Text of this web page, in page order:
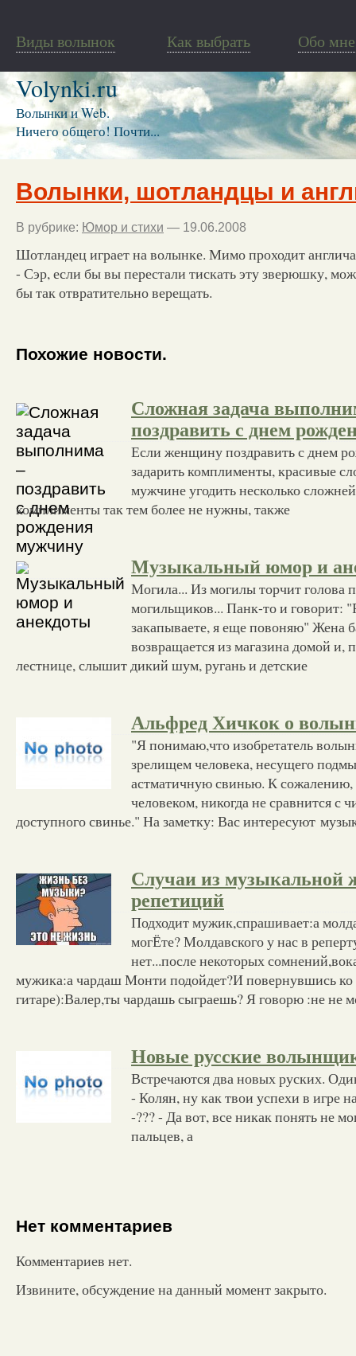
Виды волынок Как выбрать Обо мне
Volynki.ru
Волынки и Web.
Ничего общего! Почти...
Волынки, шотландцы и
В рубрике: Юмор и стихи — 19.06.2008
Шотландец играет на волынке. Мимо проходит
- Сэр, если бы вы перестали тискать эту зверюшку,
бы так отвратительно верещать.
Похожие новости.
Сложная задача
поздравить с днем
Если женщину поздравить с днем
задарить комплименты, красивые
мужчине угодить несколько
комплименты так тем более не нужны, также
Музыкальный юмор и
Могила... Из могилы торчит голова
могильщиков... Панк-то и говорит:
закапываете, я еще повоняю" Жена
возвращается из магазина домой и,
лестнице, слышит дикий шум, ругань и детские
Альфред Хичкок о
"Я понимаю,что изобретатель
зрелищем человека, несущего
астматичную свинью. К сожалению,
человеком, никогда не сравнится с
доступного свинье." На заметку: Вас интересуют
Случаи из музыкальной
репетиций
Подходит мужик,спрашивает:а
могЁте? Молдавского у нас в
нет...после некоторых
мужика:а чардаш Монти подойдет?И повернувшись ко
гитаре):Валер,ты чардашь сыграешь? Я говорю :не не
Новые русские
Встречаются два новых руских.
- Колян, ну как твои успехи в игре
-??? - Да вот, все никак понять не
пальцев, а
Нет комментариев
Комментариев нет.
Извините, обсуждение на данный момент закрыто.